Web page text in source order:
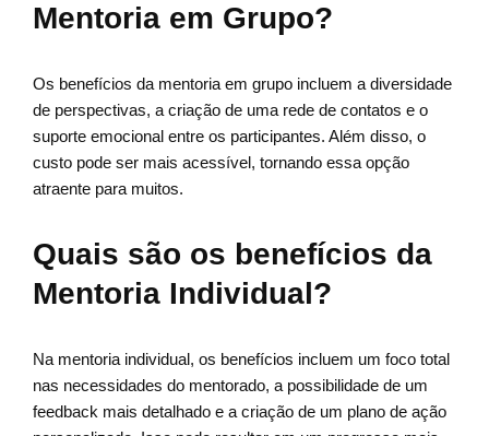
Mentoria em Grupo?
Os benefícios da mentoria em grupo incluem a diversidade
de perspectivas, a criação de uma rede de contatos e o
suporte emocional entre os participantes. Além disso, o
custo pode ser mais acessível, tornando essa opção
atraente para muitos.
Quais são os benefícios da
Mentoria Individual?
Na mentoria individual, os benefícios incluem um foco total
nas necessidades do mentorado, a possibilidade de um
feedback mais detalhado e a criação de um plano de ação